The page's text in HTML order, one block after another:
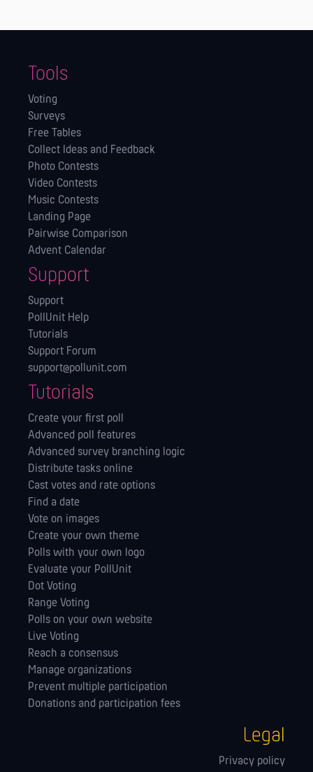
Tools
Voting
Surveys
Free Tables
Collect Ideas and Feedback
Photo Contests
Video Contests
Music Contests
Landing Page
Pairwise Comparison
Advent Calendar
Support
Support
PollUnit Help
Tutorials
Support Forum
support@pollunit.com
Tutorials
Create your first poll
Advanced poll features
Advanced survey branching logic
Distribute tasks online
Cast votes and rate options
Find a date
Vote on images
Create your own theme
Polls with your own logo
Evaluate your PollUnit
Dot Voting
Range Voting
Polls on your own website
Live Voting
Reach a consensus
Manage orga­nizations
Prevent multiple participation
Donations and participation fees
Legal
Privacy policy